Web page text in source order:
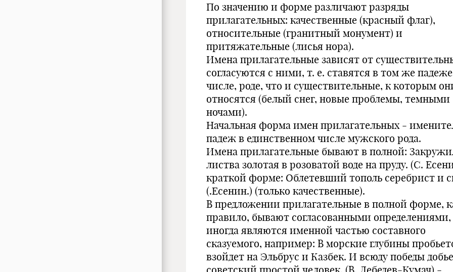
По значению и форме различают разряды
прилагательных: качественные (красный флаг),
относительные (гранитный монумент) и
притяжательные (лисья нора).
Имена прилагательные зависят от
согласуются с ними, т. е. ставятся в том же
числе, роде, что и существительные, к которым
относятся (белый снег, новые проблемы, темными
ночами).
Начальная форма имен прилагательных -
падеж в единственном числе мужского рода.
Имена прилагательные бывают в полной:
листва золотая в розоватой воде на пруду. (С.
краткой форме: Облетевший тополь серебрист и
(.Есенин.) (только качественные).
В предложении прилагательные в полной форме,
правило, бывают согласованными определениями,
иногда являются именной частью составного
сказуемого, например: В морские глубины
взойдет на Эльбрус и Казбек. И всюду победы